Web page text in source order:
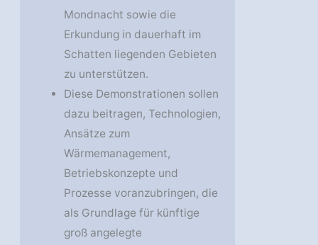
Mondnacht sowie die
Erkundung in dauerhaft im
Schatten liegenden Gebieten
zu unterstützen.
Diese Demonstrationen sollen
dazu beitragen, Technologien,
Ansätze zum
Wärmemanagement,
Betriebskonzepte und
Prozesse voranzubringen, die
als Grundlage für künftige
groß angelegte